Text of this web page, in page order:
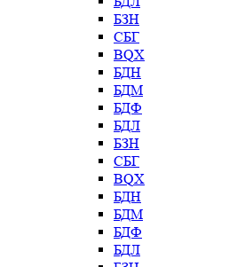
БЗН
СБГ
BQX
БДН
БДМ
БДФ
БДЛ
БЗН
СБГ
BQX
БДН
БДМ
БДФ
БДЛ